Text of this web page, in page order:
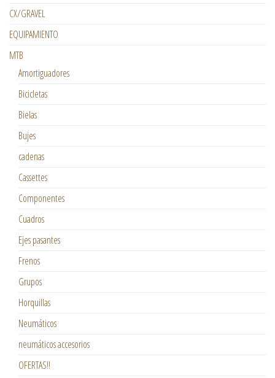
CX/GRAVEL
EQUIPAMIENTO
MTB
Amortiguadores
Bicicletas
Bielas
Bujes
cadenas
Cassettes
Componentes
Cuadros
Ejes pasantes
Frenos
Grupos
Horquillas
Neumáticos
neumáticos accesorios
OFERTAS!!